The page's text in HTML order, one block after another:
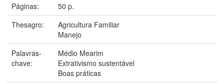
Páginas:
50 p.
Thesagro:
Agricultura Familiar
Manejo
Palavras-
chave:
Médio Mearim
Extrativismo sustentável
Boas práticas